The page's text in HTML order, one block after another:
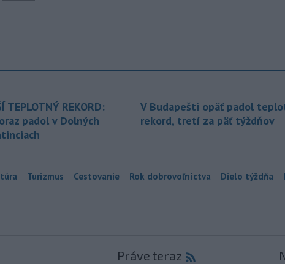
TEPLOTNÝ REKORD:
padol v Dolných
V Budapešti opäť padol
rekord, tretí za päť týždňov
Turizmus Cestovanie Rok dobrovoľníctva Dielo týždňa
Práve teraz